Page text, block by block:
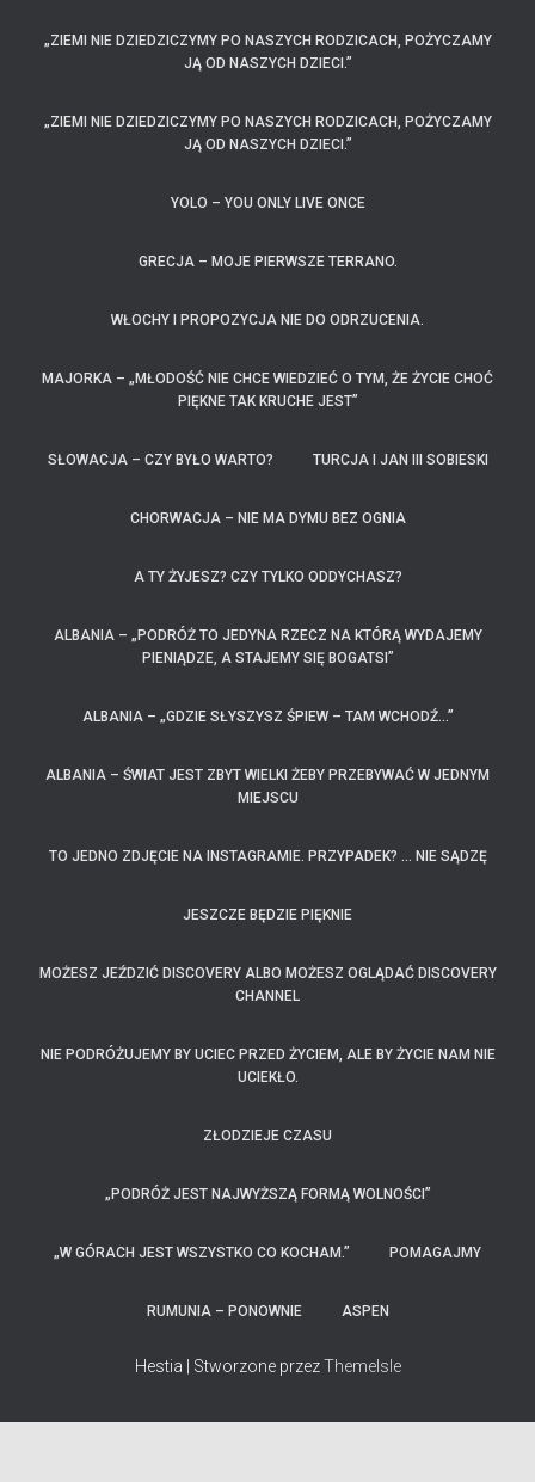
„ZIEMI NIE DZIEDZICZYMY PO NASZYCH RODZICACH, POŻYCZAMY
JĄ OD NASZYCH DZIECI.”
„ZIEMI NIE DZIEDZICZYMY PO NASZYCH RODZICACH, POŻYCZAMY
JĄ OD NASZYCH DZIECI.”
YOLO – YOU ONLY LIVE ONCE
GRECJA – MOJE PIERWSZE TERRANO.
WŁOCHY I PROPOZYCJA NIE DO ODRZUCENIA.
MAJORKA – „MŁODOŚĆ NIE CHCE WIEDZIEĆ O TYM, ŻE ŻYCIE CHOĆ
PIĘKNE TAK KRUCHE JEST”
SŁOWACJA – CZY BYŁO WARTO? TURCJA I JAN III SOBIESKI
CHORWACJA – NIE MA DYMU BEZ OGNIA
A TY ŻYJESZ? CZY TYLKO ODDYCHASZ?
ALBANIA – „PODRÓŻ TO JEDYNA RZECZ NA KTÓRĄ WYDAJEMY
PIENIĄDZE, A STAJEMY SIĘ BOGATSI”
ALBANIA – „GDZIE SŁYSZYSZ ŚPIEW – TAM WCHODŹ…”
ALBANIA – ŚWIAT JEST ZBYT WIELKI ŻEBY PRZEBYWAĆ W JEDNYM
MIEJSCU
TO JEDNO ZDJĘCIE NA INSTAGRAMIE. PRZYPADEK? … NIE SĄDZĘ
JESZCZE BĘDZIE PIĘKNIE
MOŻESZ JEŹDZIĆ DISCOVERY ALBO MOŻESZ OGLĄDAĆ DISCOVERY
CHANNEL
NIE PODRÓŻUJEMY BY UCIEC PRZED ŻYCIEM, ALE BY ŻYCIE NAM NIE
UCIEKŁO.
ZŁODZIEJE CZASU
„PODRÓŻ JEST NAJWYŻSZĄ FORMĄ WOLNOŚCI”
„W GÓRACH JEST WSZYSTKO CO KOCHAM.” POMAGAJMY
RUMUNIA – PONOWNIE ASPEN
Hestia | Stworzone przezThemeIsle